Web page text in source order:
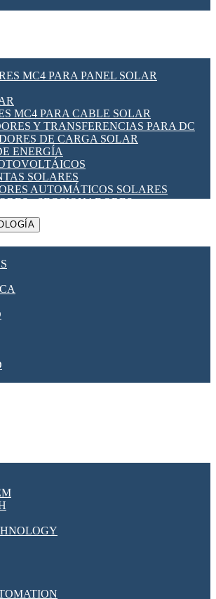
MC4 PARA PANEL SOLAR
MC4 PARA CABLE SOLAR
Y TRANSFERENCIAS PARA DC
DE CARGA SOLAR
ENERGÍA
SOLARES
AUTOMÁTICOS SOLARES
- SECCIONADORES
SOLAR
TRANSIENTES SPDS PARA
FOTOVOLTAICAS